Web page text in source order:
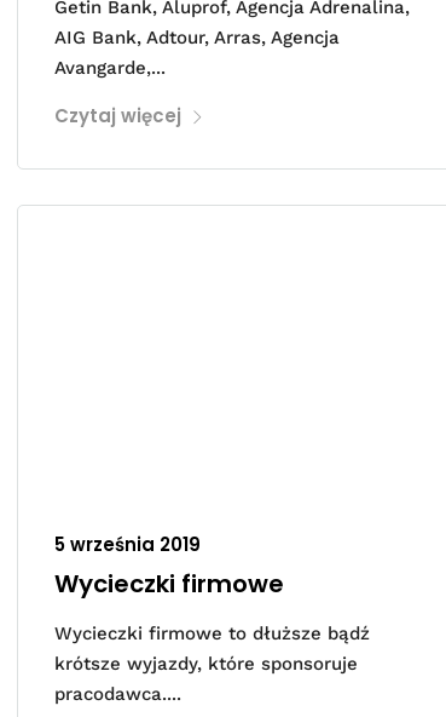
Getin Bank, Aluprof, Agencja Adrenalina,
AIG Bank, Adtour, Arras, Agencja
Avangarde,...
Czytaj więcej
5 września 2019
Wycieczki firmowe
Wycieczki firmowe to dłuższe bądź
krótsze wyjazdy, które sponsoruje
pracodawca....